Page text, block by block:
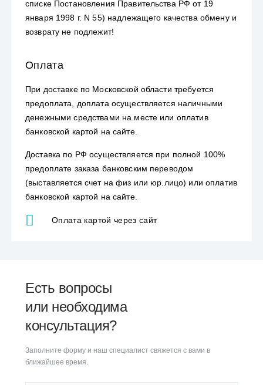
списке Постановления Правительства РФ от 19
января 1998 г. N 55) надлежащего качества обмену и
возврату не подлежит!
Оплата
При доставке по Московской области требуется
предоплата, доплата осуществляется наличными
денежными средствами на месте или оплатив
банковской картой на сайте.
Доставка по РФ осуществляется при полной 100%
предоплате заказа банковским переводом
(выставляется счет на физ или юр.лицо) или оплатив
банковской картой на сайте.
Оплата картой через сайт
Есть вопросы
или необходима
консультация?
Заполните форму и наш специалист свяжется с вами в
ближайшее время.